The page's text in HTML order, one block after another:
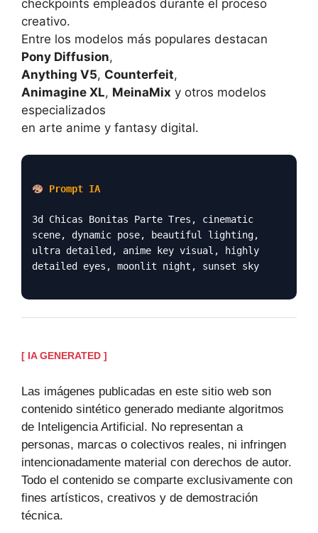
checkpoints empleados durante el proceso
creativo.
Entre los modelos más populares destacan
Pony Diffusion,
Anything V5, Counterfeit,
Animagine XL, MeinaMix y otros modelos
especializados
en arte anime y fantasy digital.
Prompt IA
3d Chicas Bonitas Parte Tres, cinematic
scene, dynamic pose, beautiful lighting,
ultra detailed, anime key visual, highly
detailed eyes, moonlit night, sunset sky
[ IA GENERATED ]
Las imágenes publicadas en este sitio web son
contenido sintético generado mediante algoritmos
de Inteligencia Artificial. No representan a
personas, marcas o colectivos reales, ni infringen
intencionadamente material con derechos de autor.
Todo el contenido se comparte exclusivamente con
fines artísticos, creativos y de demostración
técnica.